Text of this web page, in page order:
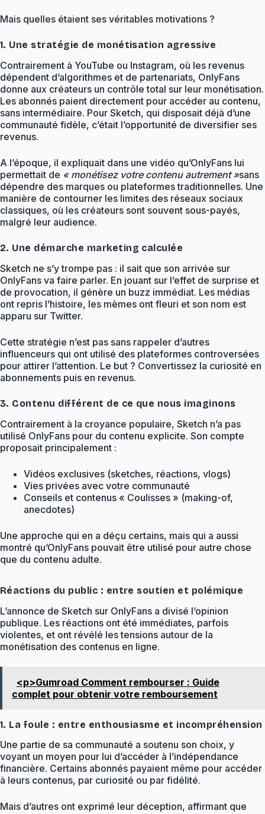
Mais quelles étaient ses véritables motivations ?
1. Une stratégie de monétisation agressive
Contrairement à YouTube ou Instagram, où les revenus
dépendent d’algorithmes et de partenariats, OnlyFans
donne aux créateurs un contrôle total sur leur monétisation.
Les abonnés paient directement pour accéder au contenu,
sans intermédiaire. Pour Sketch, qui disposait déjà d’une
communauté fidèle, c’était l’opportunité de diversifier ses
revenus.
A l’époque, il expliquait dans une vidéo qu’OnlyFans lui
permettait de « monétisez votre contenu autrement »sans
dépendre des marques ou plateformes traditionnelles. Une
manière de contourner les limites des réseaux sociaux
classiques, où les créateurs sont souvent sous-payés,
malgré leur audience.
2. Une démarche marketing calculée
Sketch ne s’y trompe pas : il sait que son arrivée sur
OnlyFans va faire parler. En jouant sur l’effet de surprise et
de provocation, il génère un buzz immédiat. Les médias
ont repris l’histoire, les mèmes ont fleuri et son nom est
apparu sur Twitter.
Cette stratégie n’est pas sans rappeler d’autres
influenceurs qui ont utilisé des plateformes controversées
pour attirer l’attention. Le but ? Convertissez la curiosité en
abonnements puis en revenus.
3. Contenu différent de ce que nous imaginons
Contrairement à la croyance populaire, Sketch n’a pas
utilisé OnlyFans pour du contenu explicite. Son compte
proposait principalement :
Vidéos exclusives (sketches, réactions, vlogs)
Vies privées avec votre communauté
Conseils et contenus « Coulisses » (making-of,
anecdotes)
Une approche qui en a déçu certains, mais qui a aussi
montré qu’OnlyFans pouvait être utilisé pour autre chose
que du contenu adulte.
Réactions du public : entre soutien et polémique
L’annonce de Sketch sur OnlyFans a divisé l’opinion
publique. Les réactions ont été immédiates, parfois
violentes, et ont révélé les tensions autour de la
monétisation des contenus en ligne.
<p>Gumroad Comment rembourser : Guide
complet pour obtenir votre remboursement
1. La foule : entre enthousiasme et incompréhension
Une partie de sa communauté a soutenu son choix, y
voyant un moyen pour lui d’accéder à l’indépendance
financière. Certains abonnés payaient même pour accéder
à leurs contenus, par curiosité ou par fidélité.
Mais d’autres ont exprimé leur déception, affirmant que